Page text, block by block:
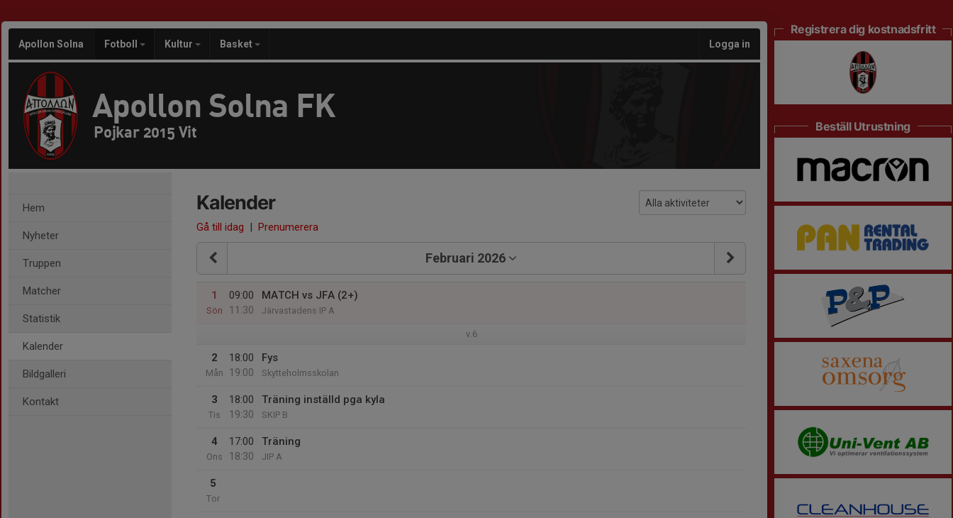
Apollon Solna Fotboll Kultur Basket Logga in
Apollon Solna FK
Pojkar 2015 Vit
Hem
Nyheter
Truppen
Matcher
Statistik
Kalender
Bildgalleri
Kontakt
Kalender
Gå till idag | Prenumerera
Februari 2026
1
Sön
09:00
11:30
MATCH vs JFA (2+)
Järvastadens IP A
v.6
2
Mån
18:00
19:00
Fys
Skytteholmsskolan
3
Tis
18:00
19:30
Träning inställd pga kyla
SKIP B
4
Ons
17:00
18:30
Träning
JIP A
5
Tor
Registrera dig kostnadsfritt
Beställ Utrustning